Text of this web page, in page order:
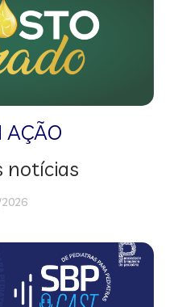
AÇÃO
notícias